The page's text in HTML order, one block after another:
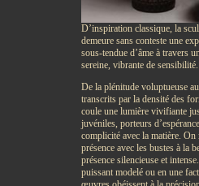
D’inspiration classique, la
demeure sans conteste une
sous-tendue d’âme à travers
sereine, vibrante de sensibilité.
De la plénitude voluptueuse
transcrits par la densité des
coule une lumière vivifiante
juvéniles, porteurs
complicité avec la matière. On
présence avec les bustes à la
présence silencieuse et
puissant modelé ou en une